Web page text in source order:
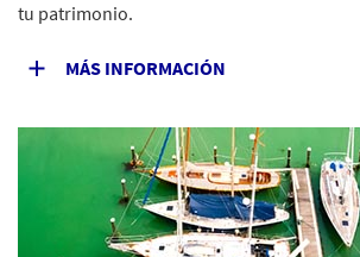
tu patrimonio.
MÁS INFORMACIÓN